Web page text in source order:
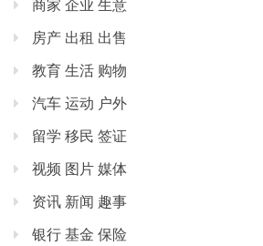
商家 企业 生意
房产 出租 出售
教育 生活 购物
汽车 运动 户外
留学 移民 签证
视频 图片 媒体
资讯 新闻 趣事
银行 基金 保险